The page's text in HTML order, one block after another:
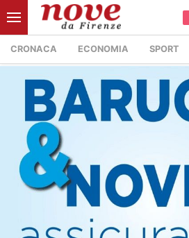
CRONACA ECONOMIA SPORT